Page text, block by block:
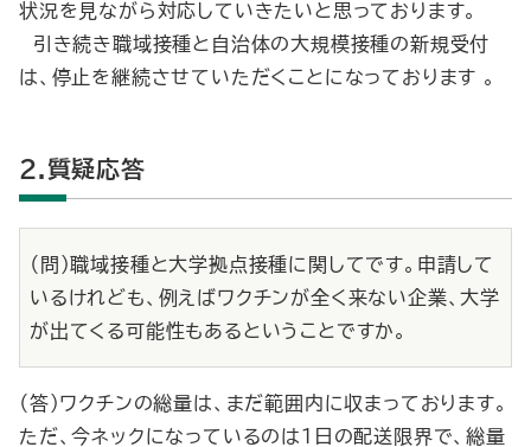
状況を見ながら対応していきたいと思っております。
引き続き職域接種と自治体の大規模接種の新規受付
は、停止を継続させていただくことになっております 。
2.質疑応答
（問）職域接種と大学拠点接種に関してです。申請して
いるけれども、例えばワクチンが全く来ない企業、大学
が出てくる可能性もあるということですか。
（答）ワクチンの総量は、まだ範囲内に収まっております。
ただ、今ネックになっているのは１日の配送限界で、総量